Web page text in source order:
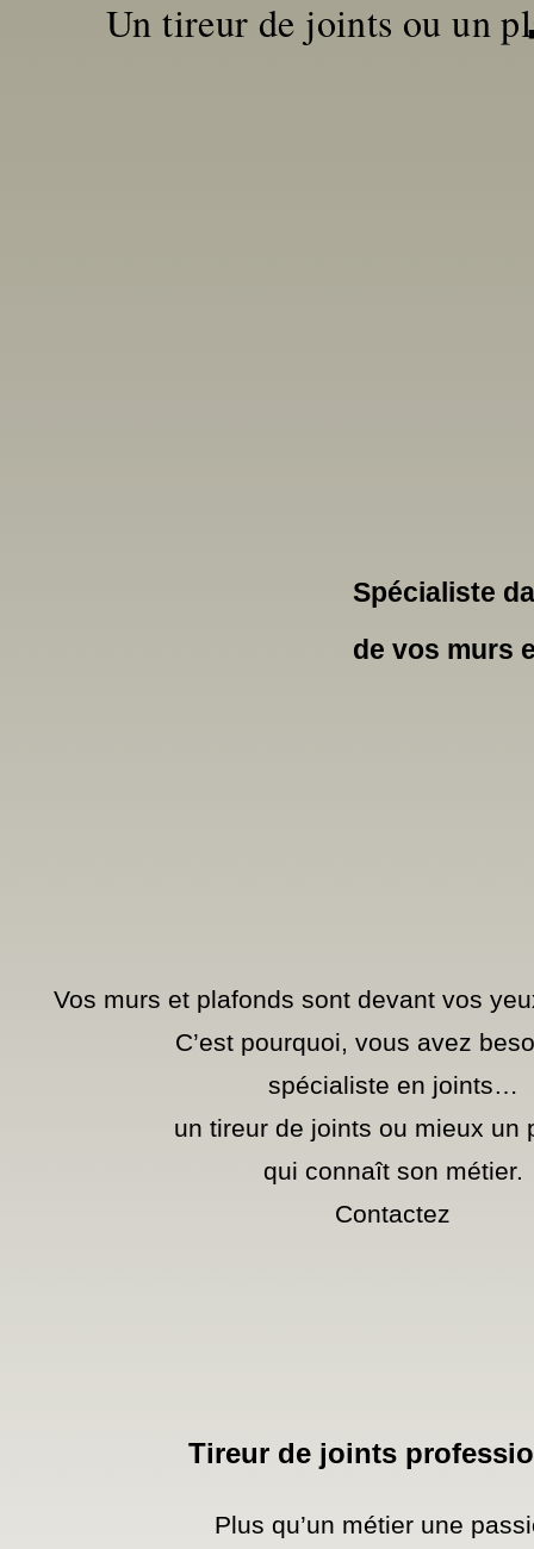
Spécialiste
de vos murs
Vos murs et plafonds sont devant vos
C’est pourquoi, vous avez
spécialiste en joints…
un tireur de joints ou mieux un
qui connaît son métier.
Contactez
Tireur de joints
Plus qu’un métier une
Un tireur de joints ou un